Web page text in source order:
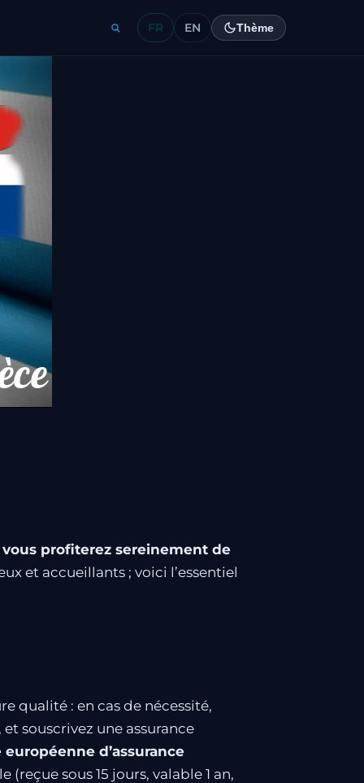
FR EN Thème
profiterez sereinement de
et accueillants ; voici l’essentiel
qualité : en cas de nécessité,
souscrivez une assurance
européenne d’assurance
sous 15 jours, valable 1 an,